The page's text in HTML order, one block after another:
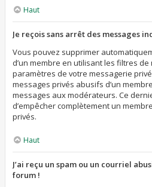
Haut
Je reçois sans arrêt des messages
Vous pouvez supprimer
d’un membre en utilisant les filtres
paramètres de votre messagerie
messages privés abusifs d’un
messages aux modérateurs. Ce
d’empêcher complètement un
privés.
Haut
J’ai reçu un spam ou un courriel
forum !